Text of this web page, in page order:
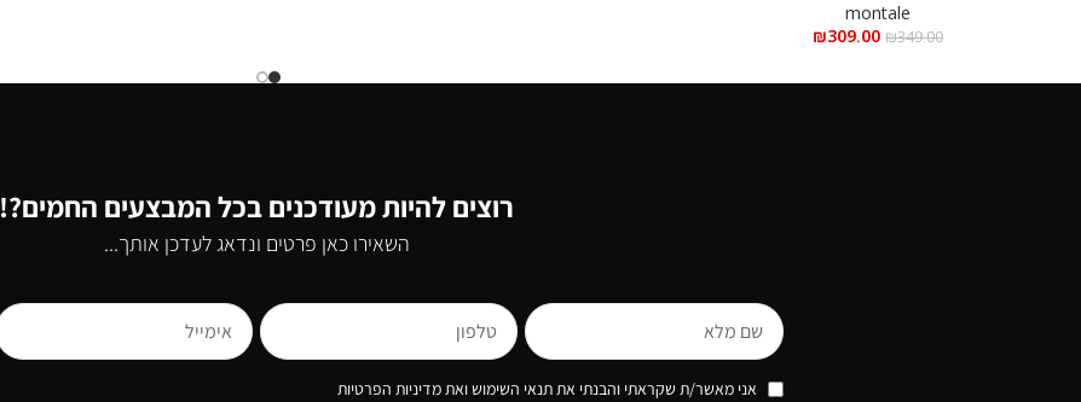
montale
₪349.00
₪309.00
רוצים להיות מעודכנים בכל המבצעים החמים?!
השאירו כאן פרטים ונדאג לעדכן אותך...
אני מאשר/ת שקראתי והבנתי את תנאי השימוש ואת מדיניות הפרטיות